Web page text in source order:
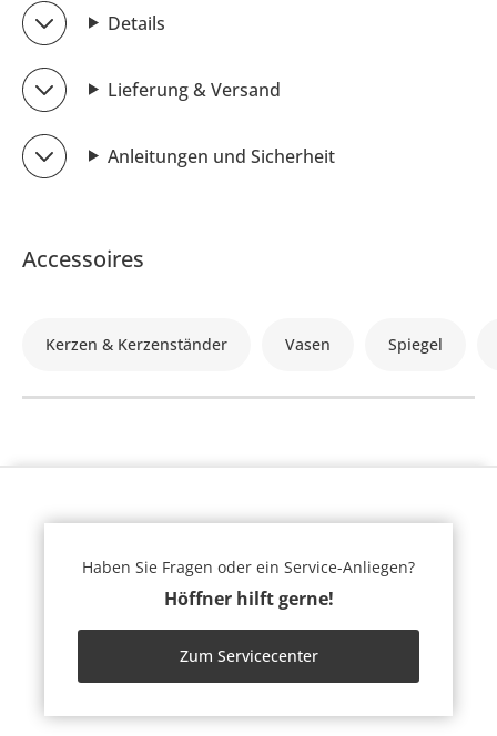
Details
Lieferung & Versand
Anleitungen und Sicherheit
Accessoires
Kerzen & Kerzenständer Vasen Spiegel
Haben Sie Fragen oder ein Service-Anliegen?
Höffner hilft gerne!
Zum Servicecenter